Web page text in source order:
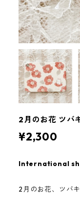
2月のお花 ツバ
¥2,300
International
2月のお花、ツバ